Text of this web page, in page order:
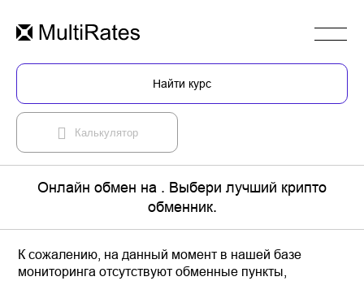
Найти курс
Калькулятор
Онлайн обмен на . Выбери лучший крипто
обменник.
К сожалению, на данный момент в нашей базе
мониторинга отсутствуют обменные пункты,